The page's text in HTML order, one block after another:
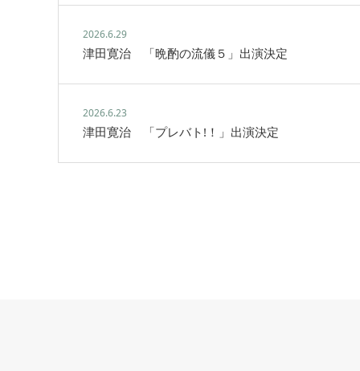
2026.6.29
津田寛治 「晩酌の流儀５」出演決定
2026.6.23
津田寛治 「プレバト!！」出演決定